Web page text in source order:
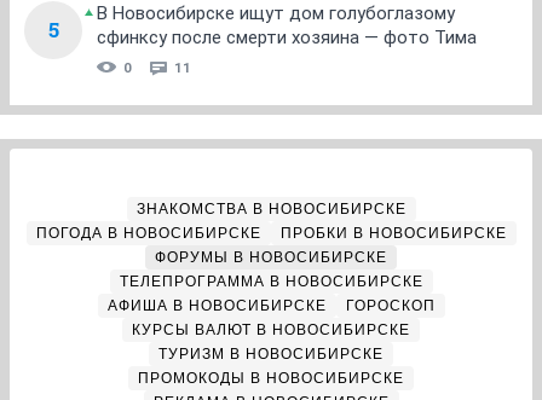
5
В Новосибирске ищут дом голубоглазому
сфинксу после смерти хозяина — фото Тима
0 11
ЗНАКОМСТВА В НОВОСИБИРСКЕ
ПОГОДА В НОВОСИБИРСКЕ
ПРОБКИ В НОВОСИБИРСКЕ
ФОРУМЫ В НОВОСИБИРСКЕ
ТЕЛЕПРОГРАММА В НОВОСИБИРСКЕ
АФИША В НОВОСИБИРСКЕ
ГОРОСКОП
КУРСЫ ВАЛЮТ В НОВОСИБИРСКЕ
ТУРИЗМ В НОВОСИБИРСКЕ
ПРОМОКОДЫ В НОВОСИБИРСКЕ